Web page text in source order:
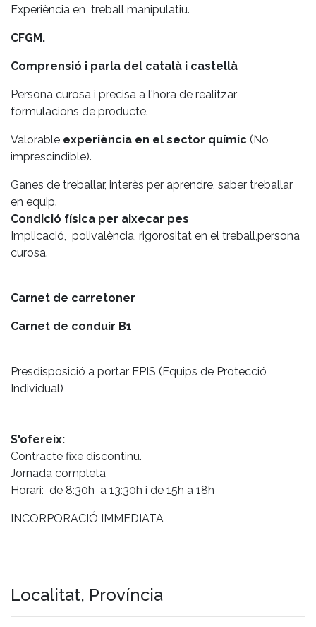
Experiència en treball manipulatiu.
CFGM.
Comprensió i parla del català i castellà
Persona curosa i precisa a l'hora de realitzar
formulacions de producte.
Valorable experiència en el sector químic (No
imprescindible).
Ganes de treballar, interès per aprendre, saber treballar
en equip.
Condició física per aixecar pes
Implicació, polivalència, rigorositat en el treball,persona
curosa.
Carnet de carretoner
Carnet de conduir B1
Presdisposició a portar EPIS (Equips de Protecció
Individual)
S'ofereix:
Contracte fixe discontinu.
Jornada completa
Horari: de 8:30h a 13:30h i de 15h a 18h
INCORPORACIÓ IMMEDIATA
Localitat, Província